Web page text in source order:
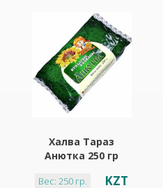
Халва Тараз
Анютка 250 гр
Вес: 250 гр. KZT